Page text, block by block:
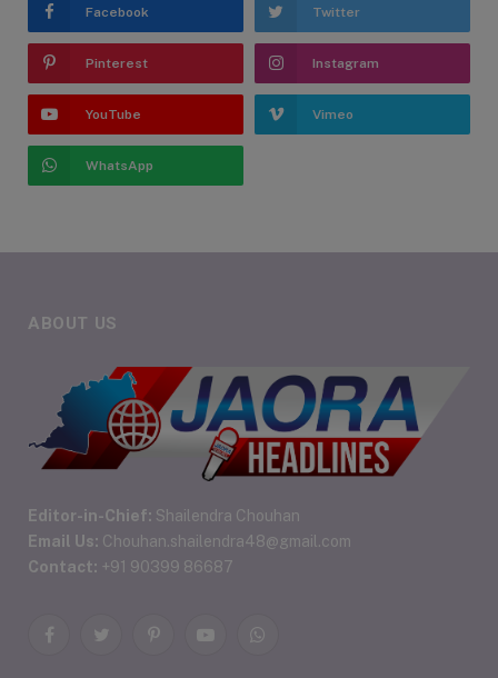
Facebook Twitter
Pinterest Instagram
YouTube Vimeo
WhatsApp
ABOUT US
Editor-in-Chief: Shailendra Chouhan
Email Us: Chouhan.shailendra48@gmail.com
Contact: +91 90399 86687
FacebookTwitterPinterestYouTubeWhatsApp